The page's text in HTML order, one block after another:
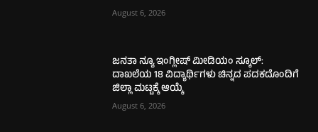
August 6, 2026
ಜನತಾ ನ್ಯೂ ಇಂಗ್ಲೀಷ್ ಮೀಡಿಯಂ ಸ್ಕೂಲ್:
ದಾಖಲೆಯ 18 ವಿದ್ಯಾರ್ಥಿಗಳು ಚಿನ್ನದ ಪದಕದೊಂದಿಗೆ
ಜಿಲ್ಲಾ ಮಟ್ಟಕ್ಕೆ ಆಯ್ಕೆ
August 6, 2026